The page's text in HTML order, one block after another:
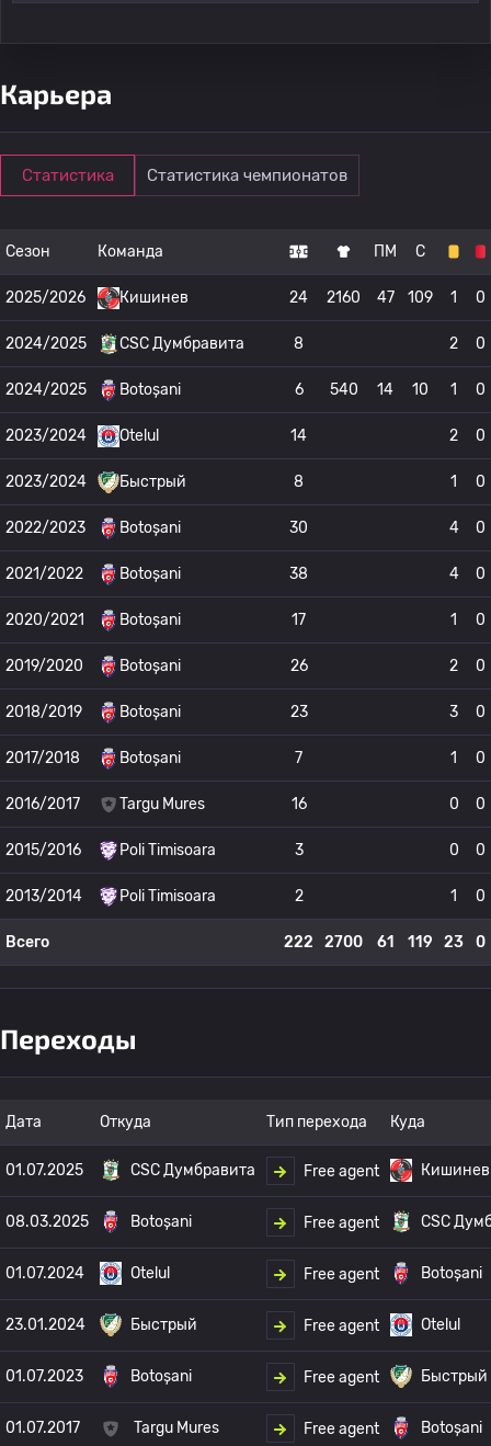
Карьера
Статистика Статистика чемпионатов
Сезон Команда ПМ С
2025/2026 Кишинев 24 2160 47 109 1 0
2024/2025 CSC Думбравита 8 2 0
2024/2025 Botoșani 6 540 14 10 1 0
2023/2024 Otelul 14 2 0
2023/2024 Быстрый 8 1 0
2022/2023 Botoșani 30 4 0
2021/2022 Botoșani 38 4 0
2020/2021 Botoșani 17 1 0
2019/2020 Botoșani 26 2 0
2018/2019 Botoșani 23 3 0
2017/2018 Botoșani 7 1 0
2016/2017 Targu Mures 16 0 0
2015/2016 Poli Timisoara 3 0 0
2013/2014 Poli Timisoara 2 1 0
Всего 222 2700 61 119 23 0
Переходы
Дата Откуда Тип перехода Куда
01.07.2025 CSC Думбравита Free agent Кишинев
08.03.2025 Botoșani Free agent CSC
01.07.2024 Otelul Free agent Botoșani
23.01.2024 Быстрый Free agent Otelul
01.07.2023 Botoșani Free agent Быстрый
01.07.2017 Targu Mures Free agent Botoșani